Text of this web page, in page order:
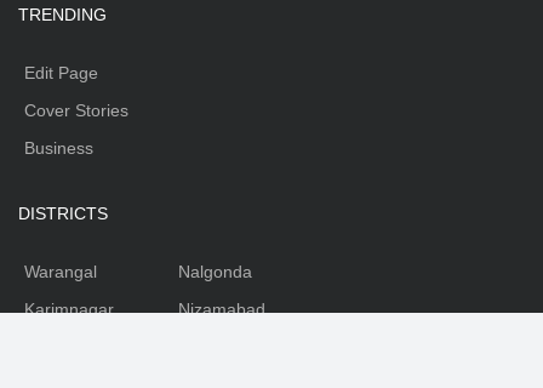
TRENDING
Edit Page
Cover Stories
Business
DISTRICTS
Warangal
Karimnagar
Nalgonda
Nizamabad